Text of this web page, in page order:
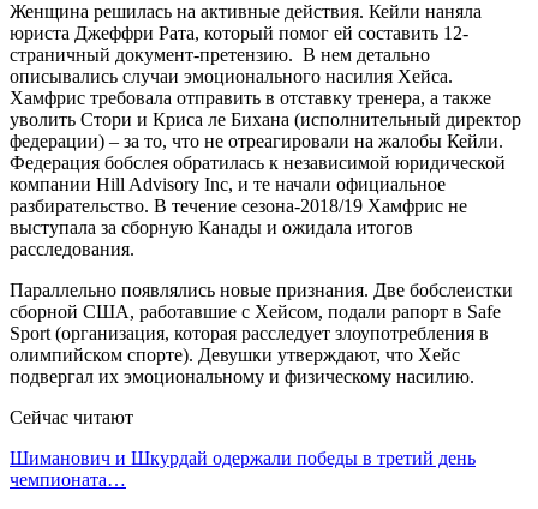
Женщина решилась на активные действия. Кейли наняла
юриста Джеффри Рата, который помог ей составить 12-
страничный документ-претензию. В нем детально
описывались случаи эмоционального насилия Хейса.
Хамфрис требовала отправить в отставку тренера, а также
уволить Стори и Криса ле Бихана (исполнительный директор
федерации) – за то, что не отреагировали на жалобы Кейли.
Федерация бобслея обратилась к независимой юридической
компании Hill Advisory Inc, и те начали официальное
разбирательство. В течение сезона-2018/19 Хамфрис не
выступала за сборную Канады и ожидала итогов
расследования.
Параллельно появлялись новые признания. Две бобслеистки
сборной США, работавшие с Хейсом, подали рапорт в Safe
Sport (организация, которая расследует злоупотребления в
олимпийском спорте). Девушки утверждают, что Хейс
подвергал их эмоциональному и физическому насилию.
Сейчас читают
Шиманович и Шкурдай одержали победы в третий день
чемпионата…